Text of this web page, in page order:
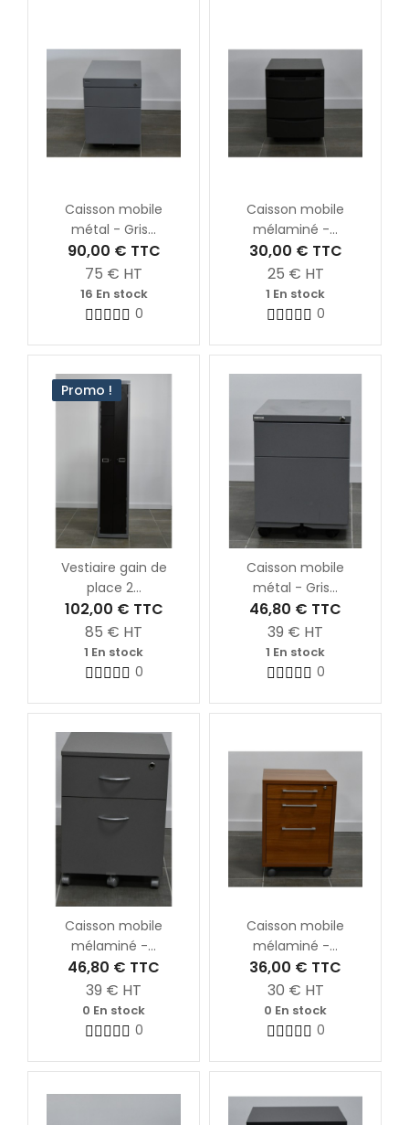
Caisson mobile
métal - Gris...
90,00 € TTC
75 € HT
16 En stock
0
Caisson mobile
mélaminé -...
30,00 € TTC
25 € HT
1 En stock
0
Promo !
Vestiaire gain de
place 2...
102,00 € TTC
85 € HT
1 En stock
0
Caisson mobile
métal - Gris...
46,80 € TTC
39 € HT
1 En stock
0
Caisson mobile
mélaminé -...
46,80 € TTC
39 € HT
0 En stock
0
Caisson mobile
mélaminé -...
36,00 € TTC
30 € HT
0 En stock
0